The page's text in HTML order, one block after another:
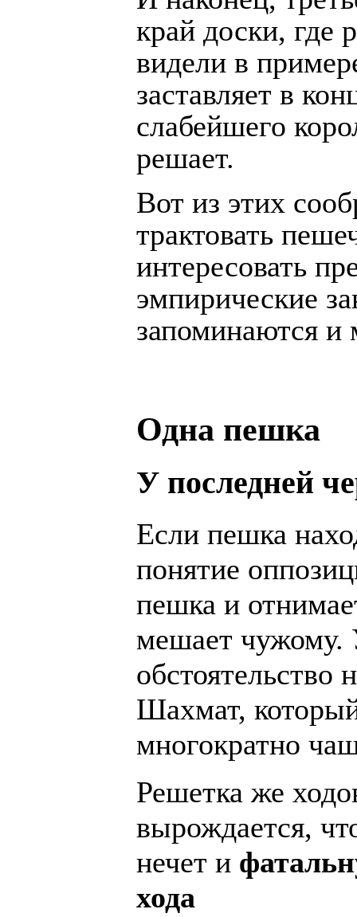
край доски, где
видели в
заставляет в
слабейшего
решает.
Вот из этих
трактовать
интересовать
эмпирические
запоминаются
Одна пешка
У последней
Если пешка
понятие
пешка и
мешает чужому.
обстоятельство
Шахмат,
многократно
Решетка же
вырождается,
нечет и
хода